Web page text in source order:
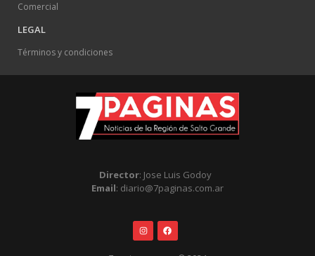
Comercial
LEGAL
Términos y condiciones
Director: Jose Luis Godoy
Email: diario@7paginas.com.ar